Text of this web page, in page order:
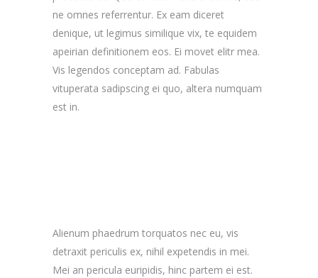
ne omnes referrentur. Ex eam diceret
denique, ut legimus similique vix, te equidem
apeirian definitionem eos. Ei movet elitr mea.
Vis legendos conceptam ad. Fabulas
vituperata sadipscing ei quo, altera numquam
est in.
Alienum phaedrum torquatos nec eu, vis
detraxit periculis ex, nihil expetendis in mei.
Mei an pericula euripidis, hinc partem ei est.